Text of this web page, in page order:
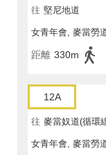
往 堅尼地道
女青年會, 麥當勞
距離 330m
12A
往 麥當奴道(循環
女青年會, 麥當勞